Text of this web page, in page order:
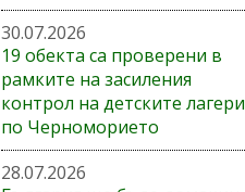
30.07.2026
19 обекта са проверени в
рамките на засиления
контрол на детските лагери
по Черноморието
28.07.2026